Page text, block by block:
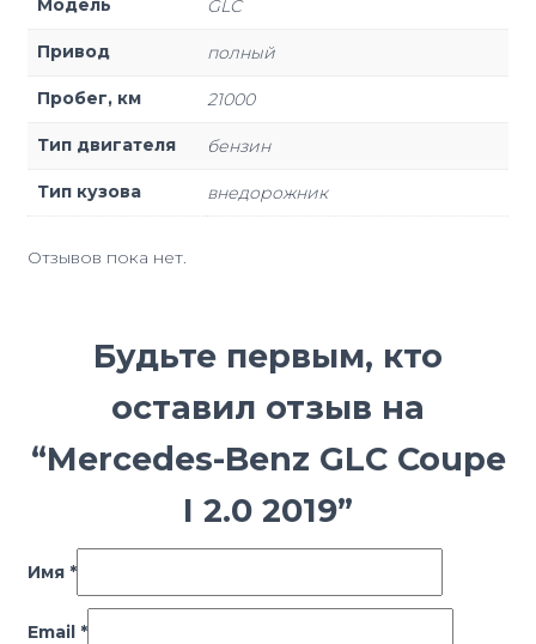
Модель GLC
Привод полный
Пробег, км 21000
Тип двигателя бензин
Тип кузова внедорожник
Отзывов пока нет.
Будьте первым, кто
оставил отзыв на
“Mercedes-Benz GLC Coupe
I 2.0 2019”
Имя *
Email *